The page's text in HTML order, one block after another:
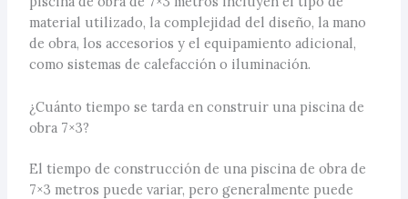
material utilizado, la complejidad del diseño, la mano
de obra, los accesorios y el equipamiento adicional,
como sistemas de calefacción o iluminación.
¿Cuánto tiempo se tarda en construir una piscina de
obra 7×3?
El tiempo de construcción de una piscina de obra de
7×3 metros puede variar, pero generalmente puede